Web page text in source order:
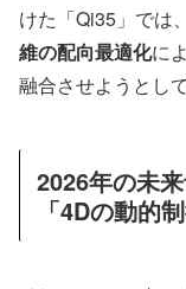
けた「Qi35」では
維の配向最適化に
融合させようとし
2026年の未
「4Dの動的